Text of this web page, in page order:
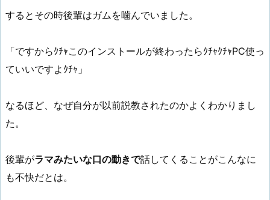
するとその時後輩はガムを噛んでいました。
「ですからｸﾁｬこのインストールが終わったらｸﾁｬｸﾁｬPC使っ
ていいですよｸﾁｬ」
なるほど、なぜ自分が以前説教されたのかよくわかりまし
た。
後輩がラマみたいな口の動きで話してくることがこんなに
も不快だとは。